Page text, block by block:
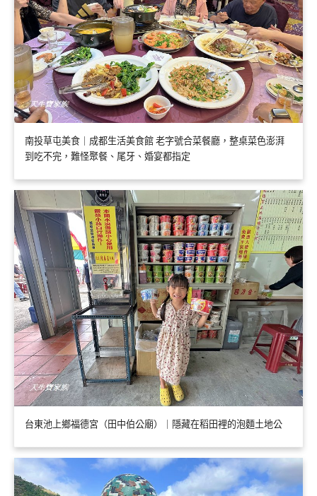
南投草屯美食｜成都生活美食館 老字號合菜餐廳，整桌菜色澎湃
到吃不完，難怪聚餐、尾牙、婚宴都指定
台東池上鄉福德宮（田中伯公廟）｜隱藏在稻田裡的泡麵土地公